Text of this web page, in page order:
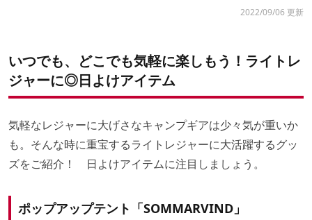
2022/09/06 更新
いつでも、どこでも気軽に楽しもう！ライトレ
ジャーに◎日よけアイテム
気軽なレジャーに大げさなキャンプギアは少々気が重いか
も。そんな時に重宝するライトレジャーに大活躍するグッ
ズをご紹介！ 日よけアイテムに注目しましょう。
ポップアップテント「SOMMARVIND」